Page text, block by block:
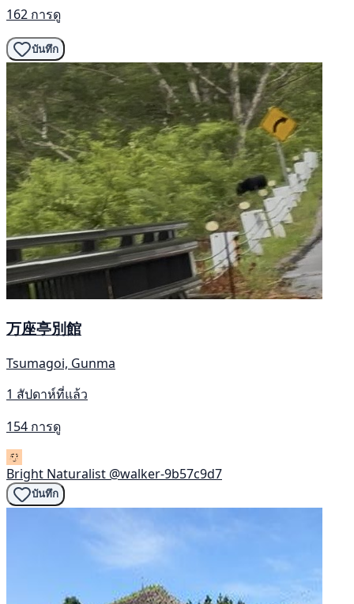
162 การดู
บันทึก
万座亭別館
Tsumagoi, Gunma
1 สัปดาห์ที่แล้ว
154 การดู
Bright Naturalist @walker-9b57c9d7
บันทึก